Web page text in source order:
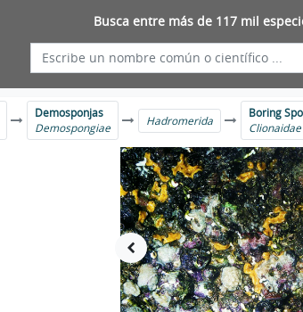
Busca entre más de 117 mil
Demosponjas
Demospongiae
Hadromerida
Boring
Clionaidae